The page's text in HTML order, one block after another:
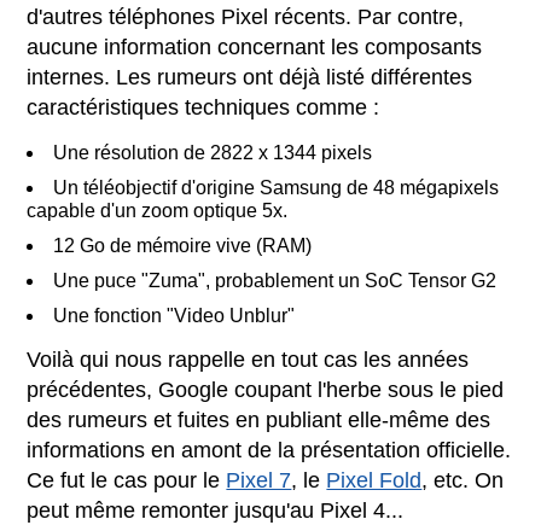
d'autres téléphones Pixel récents. Par contre,
aucune information concernant les composants
internes. Les rumeurs ont déjà listé différentes
caractéristiques techniques comme :
Une résolution de 2822 x 1344 pixels
Un téléobjectif d'origine Samsung de 48 mégapixels
capable d'un zoom optique 5x.
12 Go de mémoire vive (RAM)
Une puce "Zuma", probablement un SoC Tensor G2
Une fonction "Video Unblur"
Voilà qui nous rappelle en tout cas les années
précédentes, Google coupant l'herbe sous le pied
des rumeurs et fuites en publiant elle-même des
informations en amont de la présentation officielle.
Ce fut le cas pour le Pixel 7, le Pixel Fold, etc. On
peut même remonter jusqu'au Pixel 4...